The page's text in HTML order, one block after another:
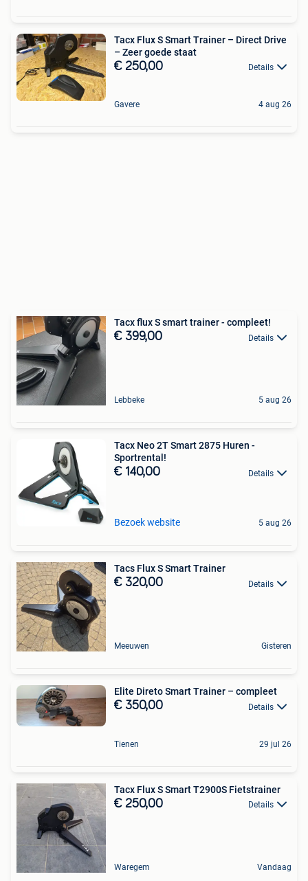
Tacx Flux S Smart Trainer – Direct Drive
– Zeer goede staat
€ 250,00 Details
Gavere 4 aug 26
Tacx flux S smart trainer - compleet!
€ 399,00 Details
Lebbeke 5 aug 26
Tacx Neo 2T Smart 2875 Huren -
Sportrental!
€ 140,00 Details
Bezoek website 5 aug 26
Tacs Flux S Smart Trainer
€ 320,00 Details
Meeuwen Gisteren
Elite Direto Smart Trainer – compleet
€ 350,00 Details
Tienen 29 jul 26
Tacx Flux S Smart T2900S Fietstrainer
€ 250,00 Details
Waregem Vandaag